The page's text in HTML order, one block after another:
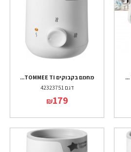
מחמם בקבוקים TOMMEE TI...
דגם 42323751
₪179